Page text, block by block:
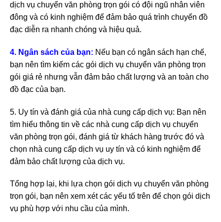
dịch vụ chuyển văn phòng trọn gói có đội ngũ nhân viên
đông và có kinh nghiệm để đảm bảo quá trình chuyển đồ
đạc diễn ra nhanh chóng và hiệu quả.
4. Ngân sách của bạn: Nếu bạn có ngân sách hạn chế,
bạn nên tìm kiếm các gói dịch vụ chuyển văn phòng trọn
gói giá rẻ nhưng vẫn đảm bảo chất lượng và an toàn cho
đồ đạc của bạn.
5. Uy tín và đánh giá của nhà cung cấp dịch vụ: Bạn nên
tìm hiểu thông tin về các nhà cung cấp dịch vụ chuyển
văn phòng trọn gói, đánh giá từ khách hàng trước đó và
chọn nhà cung cấp dịch vụ uy tín và có kinh nghiệm để
đảm bảo chất lượng của dịch vụ.
Tổng hợp lại, khi lựa chọn gói dịch vụ chuyển văn phòng
trọn gói, bạn nên xem xét các yếu tố trên để chọn gói dịch
vụ phù hợp với nhu cầu của mình.